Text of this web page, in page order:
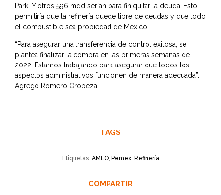
Park. Y otros 596 mdd serían para finiquitar la deuda. Esto
permitiría que la refinería quede libre de deudas y que todo
el combustible sea propiedad de México.
“Para asegurar una transferencia de control exitosa, se
plantea finalizar la compra en las primeras semanas de
2022. Estamos trabajando para asegurar que todos los
aspectos administrativos funcionen de manera adecuada”.
Agregó Romero Oropeza.
TAGS
Etiquetas: AMLO, Pemex, Refinería
COMPARTIR